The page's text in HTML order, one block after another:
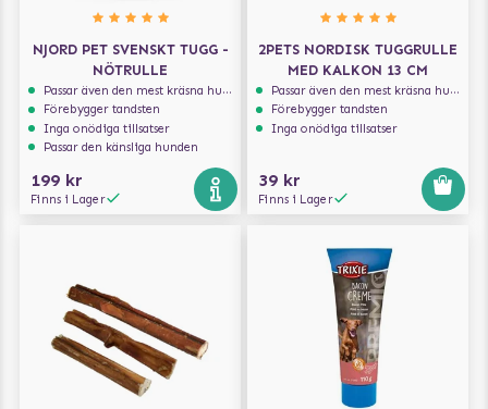
NJORD PET SVENSKT TUGG -
NÖTRULLE
Passar även den mest kräsna hunden
Förebygger tandsten
Inga onödiga tillsatser
Passar den känsliga hunden
199 kr
Finns i Lager
2PETS NORDISK TUGGRULLE
MED KALKON 13 CM
Passar även den mest kräsna hunden
Förebygger tandsten
Inga onödiga tillsatser
39 kr
Finns i Lager